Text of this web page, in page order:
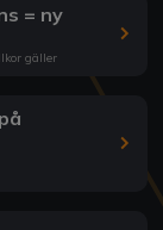
= ny
gäller